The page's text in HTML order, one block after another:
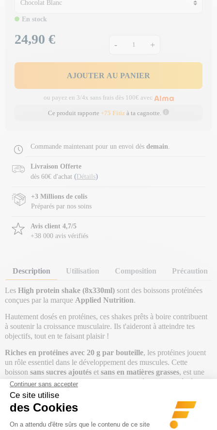
En stock
Prix
24,90 € - +
AJOUTER AU PANIER
ou payez en 3/4x sans frais dès 100€ avec
Ce produit rapporte +75 Fitiz à ta cagnotte.
Commande maintenant pour un envoi dès demain.
Livraison Offerte
dès 60€ d'achat ( Détails)
+3 Millions de colis
Préparés par nos soins
Avis client 4,7/5
+38 000 avis vérifiés
Description Utilisation Composition Précaution
Les High protein shake (8x330ml) sont des boissons protéinées
conçues par la marque Applied Nutrition.
Hautement dosés en protéines, ces shakes prêts à boire contribuent
à soutenir la croissance musculaire. Ils t'aideront à atteindre tes
objectifs, tout en te faisant plaisir !
Riches en protéines avec 20 g par bouteille, les protéines jouent
un rôle essentiel dans le développement des muscules. Cette
boisson sans sucres ajoutés et sans en matières grasses, est une
bonne solution pour tes collations ou petits-déjeuners protéinés.
Dans un format hyper pratique, tu peux l'emporter partout avec toi
et idéal en post-entraînement !
La marque t'offre 4 saveurs gourmandes à tester